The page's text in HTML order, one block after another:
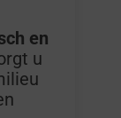
en
u